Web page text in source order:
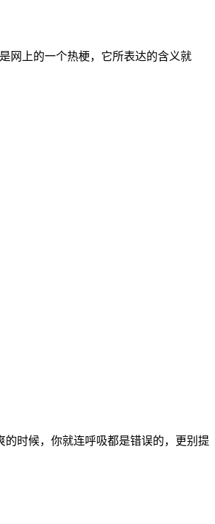
网上的一个热梗，它所表达的含义就
时候，你就连呼吸都是错误的，更别提